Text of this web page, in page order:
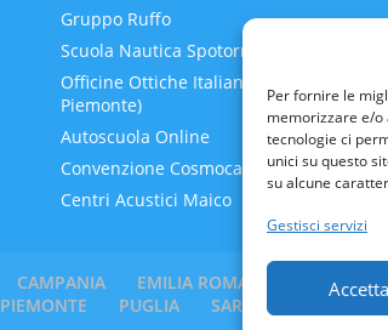
Per fornire le
memorizzare e/o
tecnologie ci
unici su questo
su alcune
Gestisci servizi
Accetta
Gruppo Ruffo
Scuola Nautica Spotornoli
Officine Ottiche Italiane (Liguria-
Piemonte)
Autoscuola Online
Convenzione Cosmocare
Centri Acustici Maico
CAMPANIA EMILIA ROMAGNA FRIULI
PIEMONTE PUGLIA SARDEGNA